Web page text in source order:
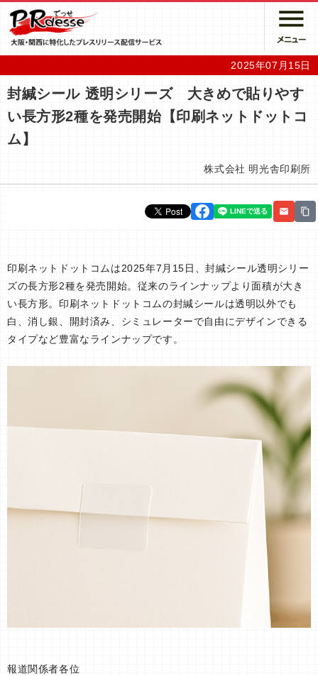
2025年07月15日
封緘シール 透明シリーズ 大きめで貼りやす
い長方形2種を発売開始【印刷ネットドットコ
ム】
株式会社 明光舎印刷所
印刷ネットドットコムは2025年7月15日、封緘シール透明シリー
ズの長方形2種を発売開始。従来のラインナップより面積が大き
い長方形。印刷ネットドットコムの封緘シールは透明以外でも
白、消し銀、開封済み、シミュレーターで自由にデザインできる
タイプなど豊富なラインナップです。
報道関係者各位